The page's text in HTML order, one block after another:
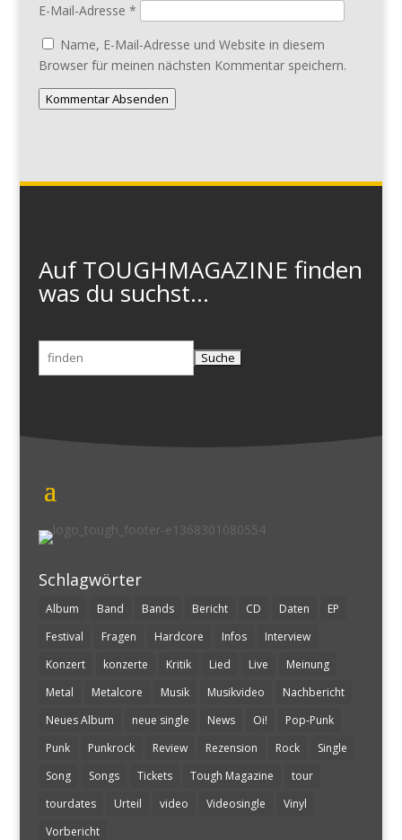
E-Mail-Adresse *
Name, E-Mail-Adresse und Website in diesem
Browser für meinen nächsten Kommentar speichern.
Kommentar Absenden
Auf TOUGHMAGAZINE finden
was du suchst...
Suchen
Schlagwörter
Album Band Bands Bericht CD Daten
EP
Festival
Fragen Hardcore Infos
Interview
Konzert
konzerte Kritik Lied Live
Meinung
Metal
Metalcore Musik Musikvideo
Nachbericht
Neues Album
neue single News Oi!
Pop-Punk
Punk
Punkrock Review Rezension Rock
Single
Song
Songs Tickets Tough Magazine
tour
tourdates
Urteil video Videosingle
Vinyl
Vorbericht